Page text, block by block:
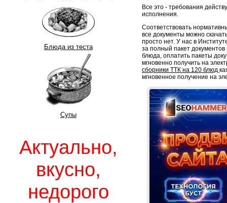
Блюда из теста
Супы
Актуально,
вкусно,
недорого
Все это - требования
исполнения.
Соответствовать
все документы можно
просто нет. У нас в
за полный пакет документов
блюда, оплатить пакеты
мгновенно получить на
сборники ТТК на 120 блюд
мгновенное получение на